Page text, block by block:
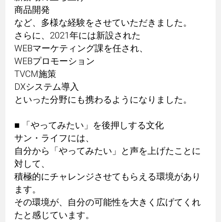
商品開発
など、多様な経験をさせていただきました。
さらに、2021年には新設された
WEBマーケティング課を任され、
WEBプロモーション
TVCM施策
DXシステム導入
といった分野にも携わるようになりました。
■ 「やってみたい」を後押しする文化
サン・ライフには、
自分から「やってみたい」と声を上げたことに
対して、
積極的にチャレンジさせてもらえる環境があり
ます。
その環境が、自分の可能性を大きく広げてくれ
たと感じています。